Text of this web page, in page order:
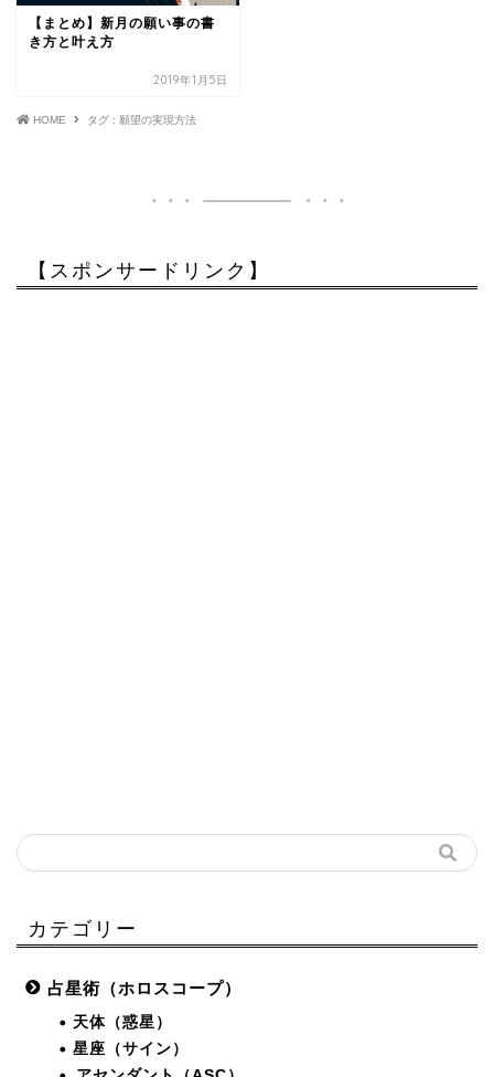
【まとめ】新月の願い事の書
き方と叶え方
2019年1月5日
HOME タグ : 願望の実現方法
【スポンサードリンク】
カテゴリー
占星術（ホロスコープ）
天体（惑星）
星座（サイン）